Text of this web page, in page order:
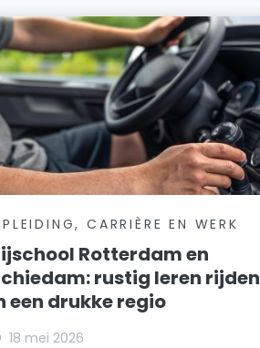
CARRIÈRE EN WERK
Rotterdam en
rustig leren rijden
een drukke regio
18 mei 2026